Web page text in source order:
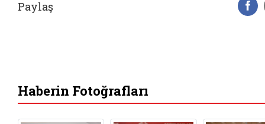
Paylaş
Haberin Fotoğrafları